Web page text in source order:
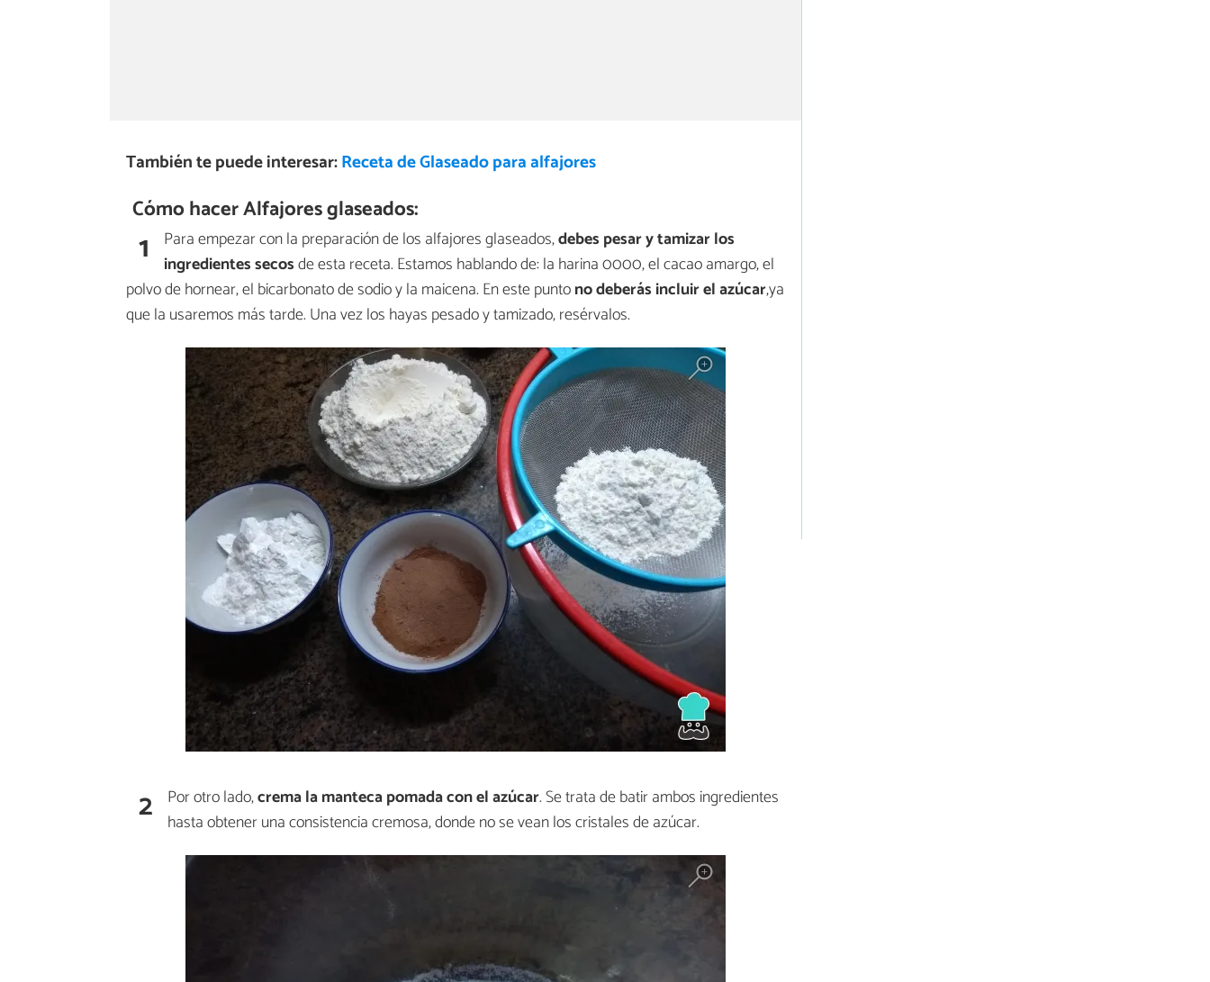
También te puede interesar:Receta de Glaseado para alfajores
Cómo hacer Alfajores glaseados:
1 Para empezar con la preparación de los alfajores glaseados,debes pesar y tamizar los
ingredientes secosde esta receta. Estamos hablando de: la harina 0000, el cacao amargo, el
polvo de hornear, el bicarbonato de sodio y la maicena. En este puntono deberás incluir el azúcar,ya
que la usaremos más tarde. Una vez los hayas pesado y tamizado, resérvalos.
2 Por otro lado,crema la manteca pomada con el azúcar. Se trata de batir ambos ingredientes
hasta obtener una consistencia cremosa, donde no se vean los cristales de azúcar.